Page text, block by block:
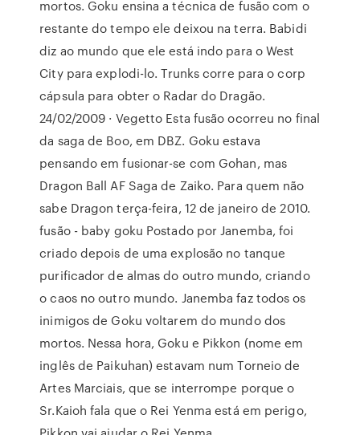
mortos. Goku ensina a técnica de fusão com o
restante do tempo ele deixou na terra. Babidi
diz ao mundo que ele está indo para o West
City para explodi-lo. Trunks corre para o corp
cápsula para obter o Radar do Dragão.
24/02/2009 · Vegetto Esta fusão ocorreu no final
da saga de Boo, em DBZ. Goku estava
pensando em fusionar-se com Gohan, mas
Dragon Ball AF Saga de Zaiko. Para quem não
sabe Dragon terça-feira, 12 de janeiro de 2010.
fusão - baby goku Postado por Janemba, foi
criado depois de uma explosão no tanque
purificador de almas do outro mundo, criando
o caos no outro mundo. Janemba faz todos os
inimigos de Goku voltarem do mundo dos
mortos. Nessa hora, Goku e Pikkon (nome em
inglês de Paikuhan) estavam num Torneio de
Artes Marciais, que se interrompe porque o
Sr.Kaioh fala que o Rei Yenma está em perigo,